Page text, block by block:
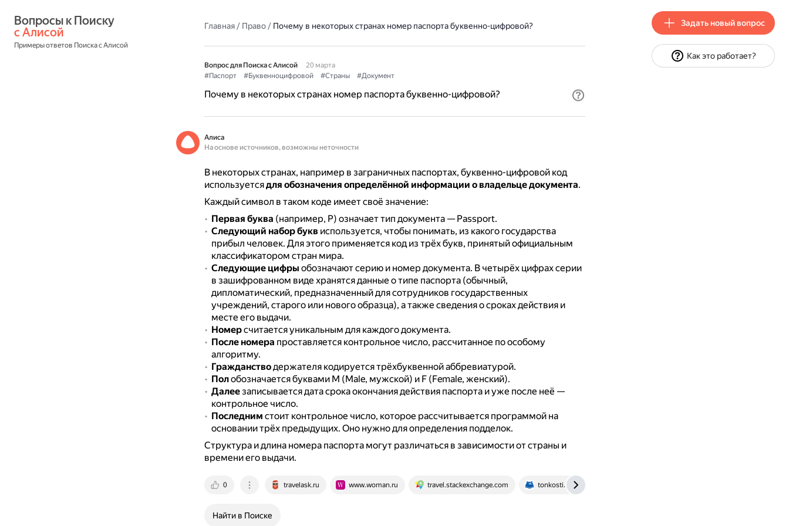
с Алисой
Примеры ответов Поиска с Алисой
Главная/ Право/ Почему в некоторых странах номер паспорта буквенно-цифровой?
Вопрос для Поиска с Алисой
20 марта
#Паспорт
#Буквенноцифровой #Страны #Документ
Почему в некоторых странах номер паспорта буквенно-цифровой?
Алиса
На основе источников, возможны неточности
В некоторых странах, например в заграничных паспортах, буквенно-цифровой код
используетсядля обозначения определённой информации о владельце документа.
Каждый символ в таком коде имеет своё значение:
Первая буква (например, P) означает тип документа — Passport.
Следующий набор буквиспользуется, чтобы понимать, из какого государства
прибыл человек. Для этого применяется код из трёх букв, принятый официальным
классификатором стран мира.
Следующие цифры обозначают серию и номер документа. В четырёх цифрах серии
в зашифрованном виде хранятся данные о типе паспорта (обычный,
дипломатический, предназначенный для сотрудников государственных
учреждений, старого или нового образца), а также сведения о сроках действия и
месте его выдачи.
Номерсчитается уникальным для каждого документа.
После номера проставляется контрольное число, рассчитанное по особому
алгоритму.
Гражданстводержателя кодируется трёхбуквенной аббревиатурой.
Полобозначается буквами M (Male, мужской) и F (Female, женский).
Далеезаписывается дата срока окончания действия паспорта и уже после неё —
контрольное число.
Последним стоит контрольное число, которое рассчитывается программой на
основании трёх предыдущих. Оно нужно для определения подделок.
Структура и длина номера паспорта могут различаться в зависимости от страны и
времени его выдачи.
0 travelask.ru www.woman.ru travel.stackexchange.com tonkosti.ru
Найти в Поиске
Задать новый вопрос
Как это работает?